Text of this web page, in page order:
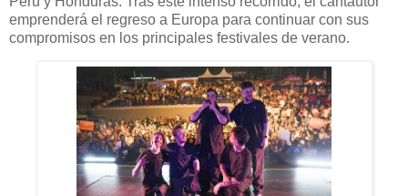
emprenderá el regreso a Europa para continuar con sus
compromisos en los principales festivales de verano.